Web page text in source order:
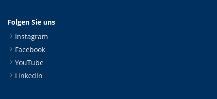
Folgen Sie uns
Instagram
Facebook
YouTube
LinkedIn